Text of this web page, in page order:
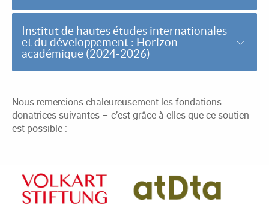
Institut de hautes études internationales
et du développement : Horizon
académique (2024-2026)
Nous remercions chaleureusement les fondations
donatrices suivantes – c’est grâce à elles que ce soutien
est possible :